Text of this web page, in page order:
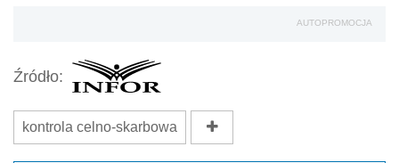
AUTOPROMOCJA
Źródło:
kontrola celno-skarbowa